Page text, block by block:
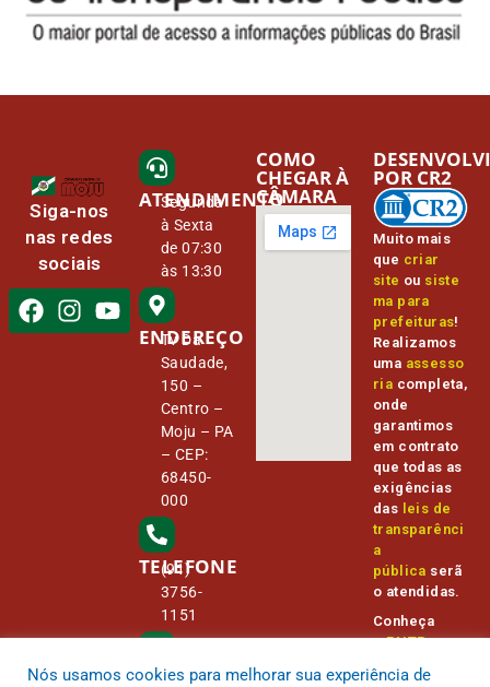
Siga-nos
nas redes
sociais
ATENDIMENTO
Segunda
à Sexta
de 07:30
às 13:30
ENDEREÇO
Tv Da
Saudade,
150 –
Centro –
Moju – PA
– CEP:
68450-
000
TELEFONE
(91)
3756-
1151
E-MAIL
COMO
CHEGAR À
CÂMARA
Muito mais
que criar
site ou siste
ma para
prefeituras!
Realizamos
uma assesso
ria completa,
onde
garantimos
em contrato
que todas as
exigências
das leis de
transparênci
a
pública serã
o atendidas.
Conheça
oPNTPe
Transparênc
POR CR2
Nós usamos cookies para melhorar sua experiência de